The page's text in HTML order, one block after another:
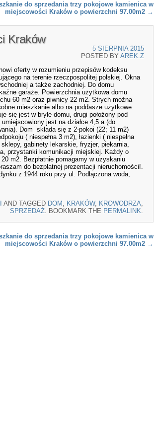
do sprzedania trzy pokojowe kamienica w
miejscowości Kraków o powierzchni 97.00m2 →
Kraków
5 SIERPNIA 2015
POSTED BY AREK.Z
oferty w rozumieniu przepisów kodeksu
na terenie rzeczpospolitej polskiej. Okna
a także zachodniej. Do domu
garaże. Powierzchnia użytkowa domu
60 m2 oraz piwnicy 22 m2. Strych można
mieszkanie albo na poddasze użytkowe.
się jest w bryle domu, drugi położony pod
jest na działce 4,5 a (do
Dom składa się z 2-pokoi (22; 11 m2)
( niespełna 3 m2), łazienki ( niespełna
gabinety lekarskie, fryzjer, piekarnia,
przystanki komunikacji miejskiej. Każdy o
m2. Bezpłatnie pomagamy w uzyskaniu
do bezpłatnej prezentacji nieruchomości!.
z 1944 roku przy ul. Podłączona woda,
AND TAGGED DOM KRAKÓW, KROWODRZA
SPRZEDAŻ . BOOKMARK THE PERMALINK
do sprzedania trzy pokojowe kamienica w
miejscowości Kraków o powierzchni 97.00m2 →